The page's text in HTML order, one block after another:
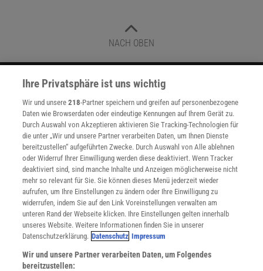
NACH OBEN
Für Sie im Spektrum-Shop und am Kiosk:
WEITERE NEUERSCHEINUNGEN SPEKTRUM SHOP
Spektrum.de-Newsletter abonnieren
JETZT ANMELDEN!
Ihre Privatsphäre ist uns wichtig
Wir und unsere218-Partner speichern und greifen auf personenbezogene
Daten wie Browserdaten oder eindeutige Kennungen auf Ihrem Gerät zu.
Durch Auswahl von Akzeptieren aktivieren Sie Tracking-Technologien für
die unter „Wir und unsere Partner verarbeiten Daten, um Ihnen Dienste
bereitzustellen“ aufgeführten Zwecke. Durch Auswahl von Alle ablehnen
oder Widerruf Ihrer Einwilligung werden diese deaktiviert. Wenn Tracker
deaktiviert sind, sind manche Inhalte und Anzeigen möglicherweise nicht
mehr so relevant für Sie. Sie können dieses Menü jederzeit wieder
aufrufen, um Ihre Einstellungen zu ändern oder Ihre Einwilligung zu
widerrufen, indem Sie auf den Link Voreinstellungen verwalten am
unteren Rand der Webseite klicken. Ihre Einstellungen gelten innerhalb
unseres Website. Weitere Informationen finden Sie in unserer
Datenschutzerklärung. Datenschutz Impressum
Wir und unsere Partner verarbeiten Daten, um Folgendes
bereitzustellen: